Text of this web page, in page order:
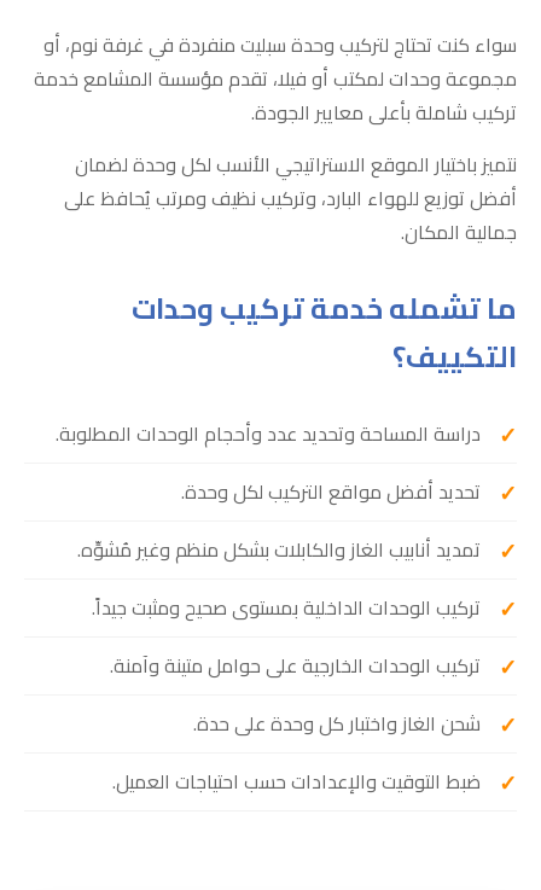
سواء كنت تحتاج لتركيب وحدة سبليت منفردة في غرفة نوم، أو
مجموعة وحدات لمكتب أو فيلا، تقدم مؤسسة المشامع خدمة
تركيب شاملة بأعلى معايير الجودة.
نتميز باختيار الموقع الاستراتيجي الأنسب لكل وحدة لضمان
أفضل توزيع للهواء البارد، وتركيب نظيف ومرتب يُحافظ على
جمالية المكان.
ما تشمله خدمة تركيب وحدات
التكييف؟
دراسة المساحة وتحديد عدد وأحجام الوحدات المطلوبة.
تحديد أفضل مواقع التركيب لكل وحدة.
تمديد أنابيب الغاز والكابلات بشكل منظم وغير مُشوِّه.
تركيب الوحدات الداخلية بمستوى صحيح ومثبت جيداً.
تركيب الوحدات الخارجية على حوامل متينة وآمنة.
شحن الغاز واختبار كل وحدة على حدة.
ضبط التوقيت والإعدادات حسب احتياجات العميل.